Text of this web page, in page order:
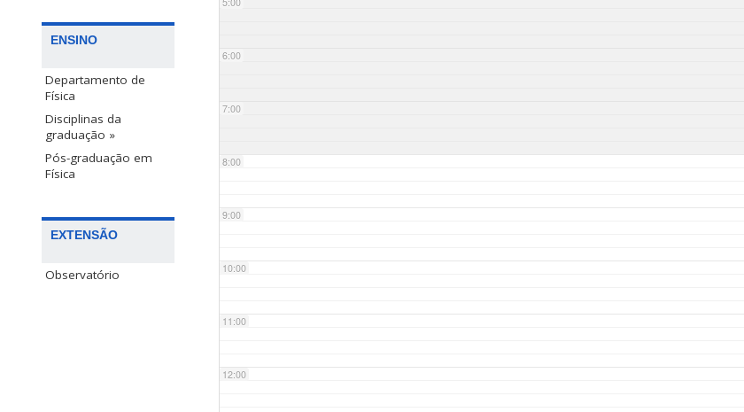
ENSINO
Departamento de
Física
Disciplinas da
graduação »
Pós-graduação em
Física
EXTENSÃO
Observatório
6:00
7:00
8:00
9:00
10:00
11:00
12:00